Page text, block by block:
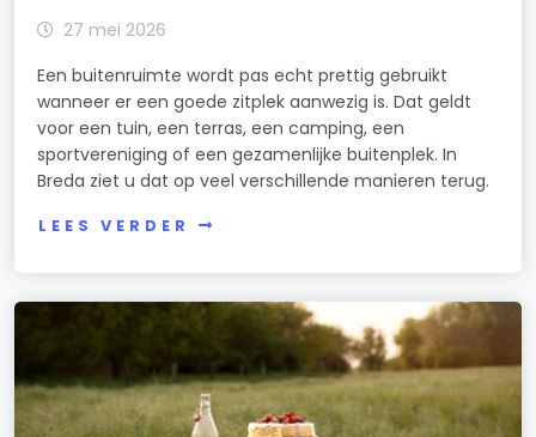
27 mei 2026
Een buitenruimte wordt pas echt prettig gebruikt
wanneer er een goede zitplek aanwezig is. Dat geldt
voor een tuin, een terras, een camping, een
sportvereniging of een gezamenlijke buitenplek. In
Breda ziet u dat op veel verschillende manieren terug.
LEES VERDER